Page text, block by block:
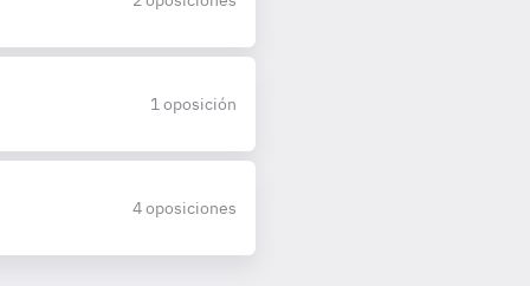
1 oposición
4 oposiciones